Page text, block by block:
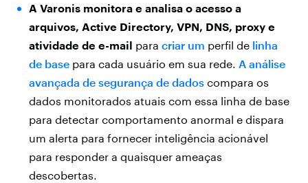
A Varonis monitora e analisa o acesso a
arquivos, Active Directory, VPN, DNS, proxy e
atividade de e-mail para criar um perfil de linha
de basepara cada usuário em sua rede. A análise
avançada de segurança de dadoscompara os
dados monitorados atuais com essa linha de base
para detectar comportamento anormal e dispara
um alerta para fornecer inteligência acionável
para responder a quaisquer ameaças
descobertas.